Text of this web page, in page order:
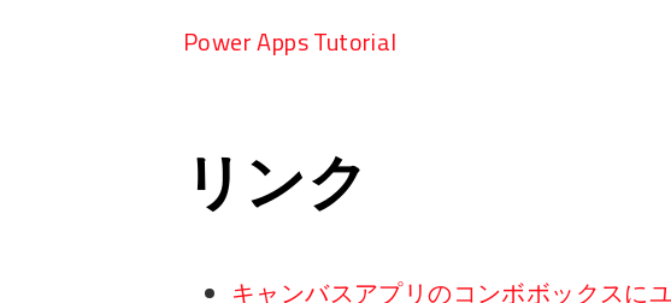
Power Apps Tutorial
リンク
キャンバスアプリのコンボボックスに